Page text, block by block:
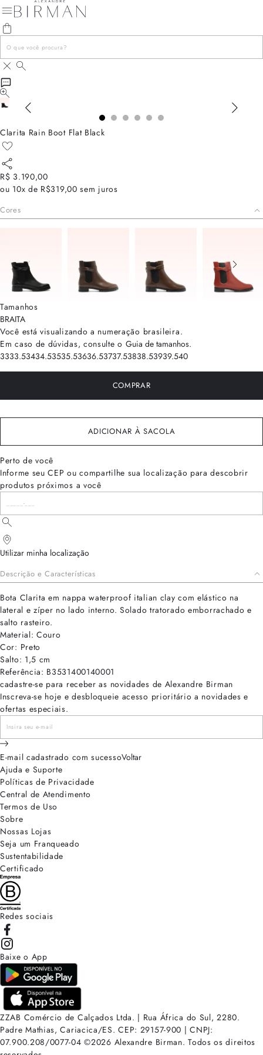
Clarita Rain Boot Flat Black
R$ 3.190,00
ou 10x de R$319,00 sem juros
Cores
Tamanhos
BRAITA
Você está visualizando a numeração brasileira.
Em caso de dúvidas, consulte o Guia de tamanhos.
3333.53434.53535.53636.53737.53838.53939.540
COMPRAR
ADICIONAR À SACOLA
Perto de você
Informe seu CEP ou compartilhe sua localização para descobrir
produtos próximos a você
Utilizar minha localização
Descrição e Características
Bota Clarita em nappa waterproof italian clay com elástico na
lateral e zíper no lado interno. Solado tratorado emborrachado e
salto rasteiro.
Material: Couro
Cor: Preto
Salto: 1,5 cm
Referência: B3531400140001
cadastre-se para receber as novidades de Alexandre Birman
Inscreva-se hoje e desbloqueie acesso prioritário a novidades e
ofertas especiais.
E-mail cadastrado com sucessoVoltar
Ajuda e Suporte
Políticas de Privacidade
Central de Atendimento
Termos de Uso
Sobre
Nossas Lojas
Seja um Franqueado
Sustentabilidade
Certificado
Redes sociais
Baixe o App
ZZAB Comércio de Calçados Ltda. | Rua África do Sul, 2280.
Padre Mathias, Cariacica/ES. CEP: 29157-900 | CNPJ:
07.900.208/0077-04 ©2026 Alexandre Birman. Todos os direitos